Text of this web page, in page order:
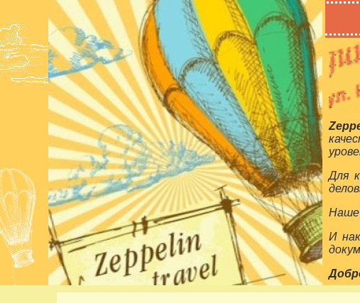
Для
Наше
И